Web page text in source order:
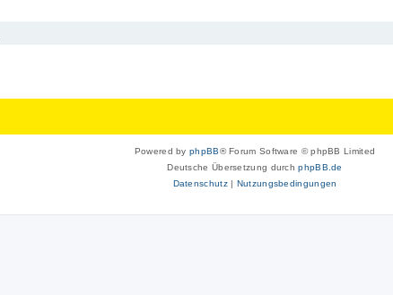
Powered byphpBB® Forum Software © phpBB Limited
Deutsche Übersetzung durchphpBB.de
Datenschutz| Nutzungsbedingungen